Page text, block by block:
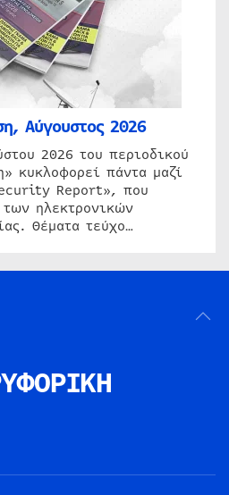
Αύγουστος 2026
2026 του περιοδικού
κυκλοφορεί πάντα μαζί
Report», που
ηλεκτρονικών
Θέματα τεύχο…